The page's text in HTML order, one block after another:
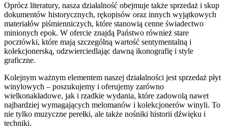
Oprócz literatury, nasza działalność obejmuje także sprzedaż i skup
dokumentów historycznych, rękopisów oraz innych wyjątkowych
materiałów piśmienniczych, które stanowią cenne świadectwo
minionych epok. W ofercie znajdą Państwo również stare
pocztówki, które mają szczególną wartość sentymentalną i
kolekcjonerską, odzwierciedlając dawną ikonografię i style
graficzne.
Kolejnym ważnym elementem naszej działalności jest sprzedaż płyt
winylowych – poszukujemy i oferujemy zarówno
wielkonakładowe, jak i rzadkie wydania, które zadowolą nawet
najbardziej wymagających melomanów i kolekcjonerów winyli. To
nie tylko muzyczne perełki, ale także nośniki historii dźwięku i
techniki.